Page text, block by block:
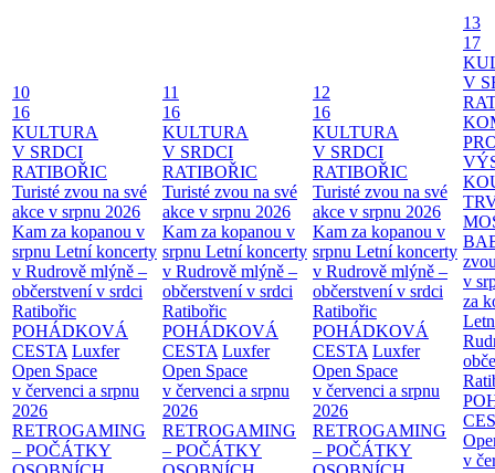
10
16
KULTURA
V SRDCI
RATIBOŘIC
Turisté zvou na své
akce v srpnu 2026
Kam za kopanou v
srpnu Letní koncerty
v Rudrově mlýně –
občerstvení v srdci
Ratibořic
POHÁDKOVÁ
CESTA Luxfer
Open Space
v červenci a srpnu
2026
RETROGAMING
– POČÁTKY
11
16
KULTURA
V SRDCI
RATIBOŘIC
Turisté zvou na své
akce v srpnu 2026
Kam za kopanou v
srpnu Letní koncerty
v Rudrově mlýně –
občerstvení v srdci
Ratibořic
POHÁDKOVÁ
CESTA Luxfer
Open Space
v červenci a srpnu
2026
RETROGAMING
– POČÁTKY
12
16
KULTURA
V SRDCI
RATIBOŘIC
Turisté zvou na své
akce v srpnu 2026
Kam za kopanou v
srpnu Letní koncerty
v Rudrově mlýně –
občerstvení v srdci
Ratibořic
POHÁDKOVÁ
CESTA Luxfer
Open Space
v červenci a srpnu
2026
RETROGAMING
– POČÁTKY
13
17
V
v
za
v